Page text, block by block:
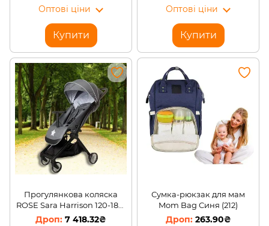
Оптові ціни
Купити
Оптові ціни
Купити
Прогулянкова коляска
ROSE Sara Harrison 120-189-
901, серія OSANN, Зірка, 0-
7 418.32₴
Сумка-рюкзак для мам
Mom Bag Синя (212)
263.90₴